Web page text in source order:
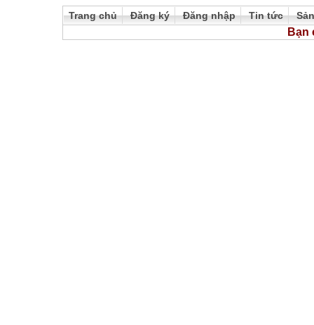
Trang chủ Đăng ký Đăng nhập Tin tức
Bạn